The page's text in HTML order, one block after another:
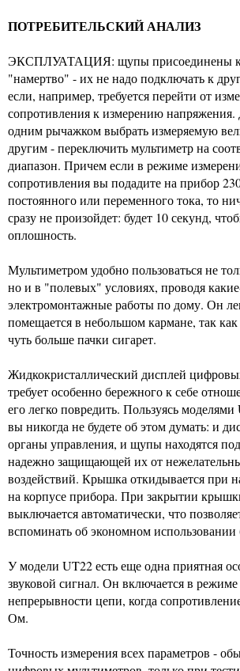
ПОТРЕБИТЕЛЬСКИЙ АНАЛИЗ
ЭКСПЛУАТАЦИЯ: щупы присоединены к
"намертво" - их не надо подключать к
если, например, требуется перейти от
сопротивления к измерению напряжения.
одним рычажком выбрать измеряемую
другим - переключить мультиметр на
диапазон. Причем если в режиме
сопротивления вы подадите на прибор
постоянного или переменного тока, то
сразу не произойдет: будет 10 секунд,
оплошность.
Мультиметром удобно пользоваться не
но и в "полевых" условиях, проводя
электромонтажные работы по дому. Он
помещается в небольшом кармане, так
чуть больше пачки сигарет.
Жидкокристаллический дисплей
требует особенно бережного к себе
его легко повредить. Пользуясь
вы никогда не будете об этом думать: и
органы управления, и щупы находятся
надежно защищающей их от
воздействий. Крышка откидывается при
на корпусе прибора. При закрытии
выключается автоматически, что
вспоминать об экономном использовании
У модели UT22 есть еще одна приятная
звуковой сигнал. Он включается в режиме
непрерывности цепи, когда
Ом.
Точность измерения всех параметров -